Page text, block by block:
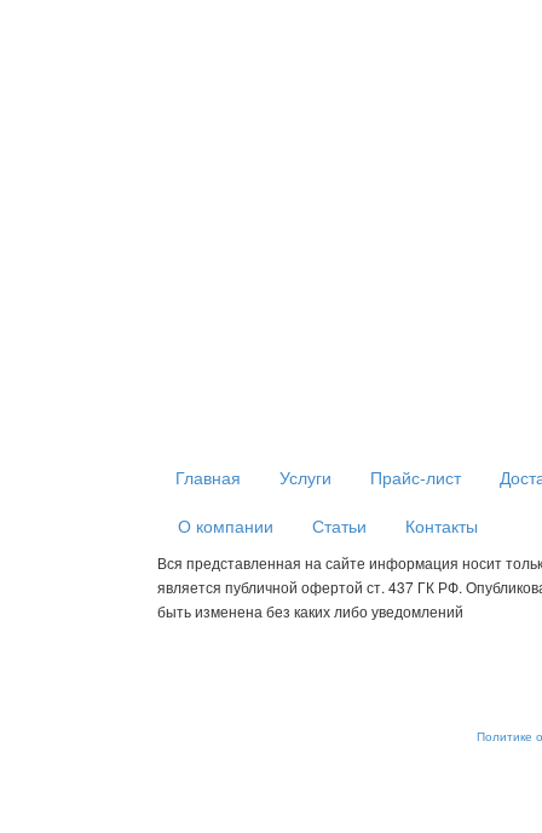
Главная Услуги Прайс-лист
О компании
Статьи Контакты
Вся представленная на сайте информация носит
является публичной офертой ст. 437 ГК РФ.
быть изменена без каких либо уведомлений
Политике